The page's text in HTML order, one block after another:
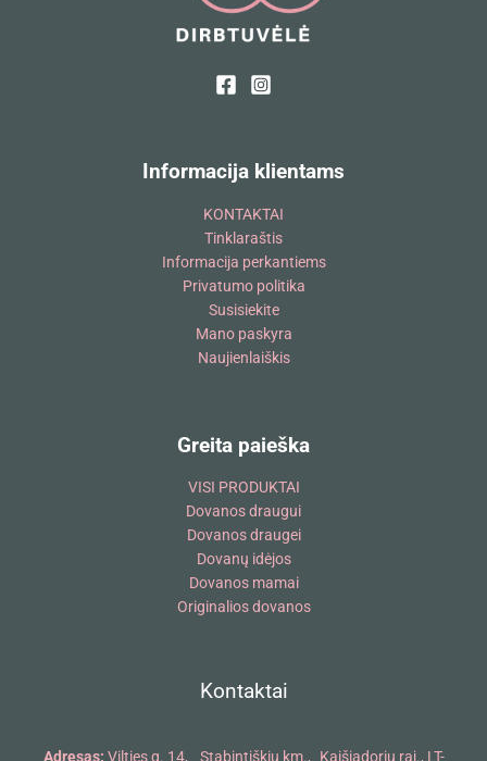
Informacija klientams
KONTAKTAI
Tinklaraštis
Informacija perkantiems
Privatumo politika
Susisiekite
Mano paskyra
Naujienlaiškis
Greita paieška
VISI PRODUKTAI
Dovanos draugui
Dovanos draugei
Dovanų idėjos
Dovanos mamai
Originalios dovanos
Kontaktai
Adresas: Vilties g. 14, Stabintiškių km., Kaišiadorių raj., LT-